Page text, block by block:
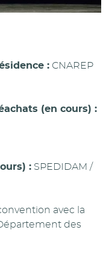
: CNAREP
(en cours) :
: SPEDIDAM /
avec la
des